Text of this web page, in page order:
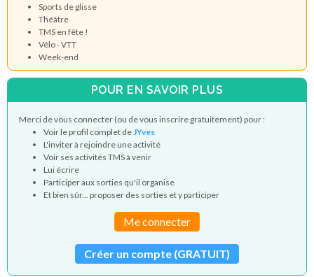
Sports de glisse
Théâtre
TMS en fête !
Vélo - VTT
Week-end
POUR EN SAVOIR PLUS
Merci de vous connecter (ou de vous inscrire gratuitement) pour :
Voir le profil complet de JYves
L'inviter à rejoindre une activité
Voir ses activités TMS à venir
Lui écrire
Participer aux sorties qu'il organise
Et bien sûr... proposer des sorties et y participer
Me connecter
Créer un compte (GRATUIT)